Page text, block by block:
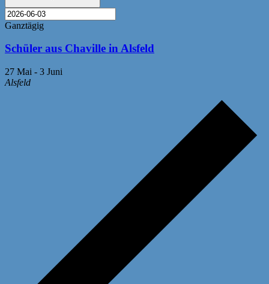
Ganztägig
Schüler aus Chaville in Alsfeld
27 Mai - 3 Juni
Alsfeld